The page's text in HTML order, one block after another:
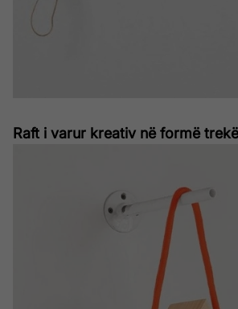
Raft i varur kreativ në formë